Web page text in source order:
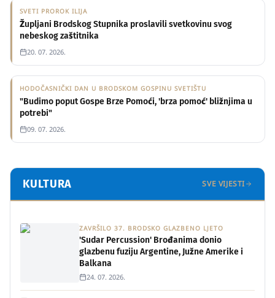
SVETI PROROK ILIJA
Župljani Brodskog Stupnika proslavili svetkovinu svog
nebeskog zaštitnika
20. 07. 2026.
HODOČASNIČKI DAN U BRODSKOM GOSPINU SVETIŠTU
"Budimo poput Gospe Brze Pomoći, 'brza pomoć' bližnjima u
potrebi"
09. 07. 2026.
KULTURA SVE VIJESTI
OPĆINA PODCRKAVLJE
Misa u obnovljenoj kapeli u Glogovici;
ZAVRŠILO 37. BRODSKO GLAZBENO LJETO
'Sudar Percussion' Brođanima donio
glazbenu fuziju Argentine, Južne Amerike i
Balkana
24. 07. 2026.